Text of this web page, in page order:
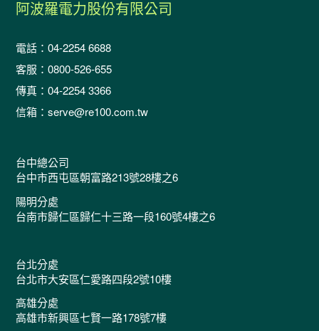
阿波羅電力股份有限公司
電話：04-2254 6688
客服：0800-526-655
傳真：04-2254 3366
信箱：serve@re100.com.tw
台中總公司
台中市西屯區朝富路213號28樓之6
陽明分處
台南市歸仁區歸仁十三路一段160號4樓之6
台北分處
台北市大安區仁愛路四段2號10樓
高雄分處
高雄市新興區七賢一路178號7樓